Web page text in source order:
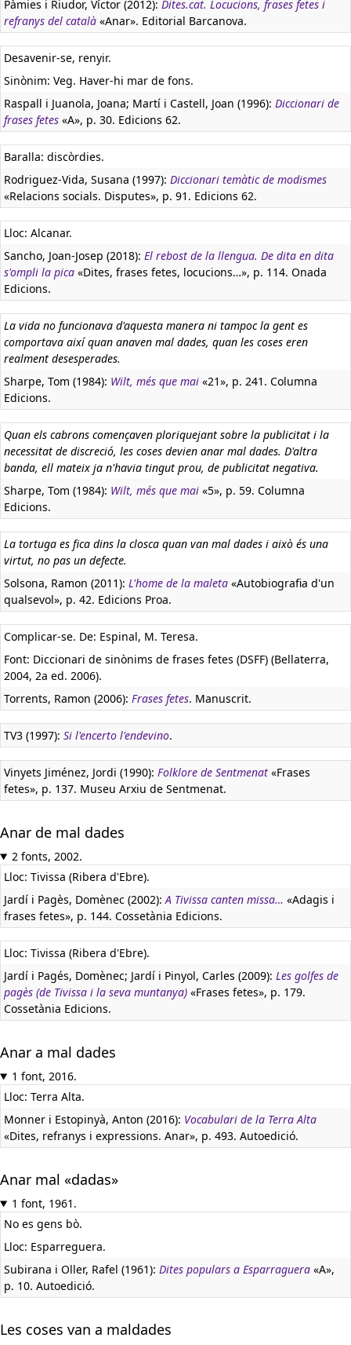
Pàmies i Riudor, Víctor (2012): Dites.cat. Locucions, frases fetes i
refranys del català «Anar». Editorial Barcanova.
Desavenir-se, renyir.
Sinònim: Veg. Haver-hi mar de fons.
Raspall i Juanola, Joana; Martí i Castell, Joan (1996): Diccionari de
frases fetes «A», p. 30. Edicions 62.
Baralla: discòrdies.
Rodriguez-Vida, Susana (1997): Diccionari temàtic de modismes
«Relacions socials. Disputes», p. 91. Edicions 62.
Lloc: Alcanar.
Sancho, Joan-Josep (2018): El rebost de la llengua. De dita en dita
s'ompli la pica «Dites, frases fetes, locucions…», p. 114. Onada
Edicions.
La vida no funcionava d'aquesta manera ni tampoc la gent es
comportava així quan anaven mal dades, quan les coses eren
realment desesperades.
Sharpe, Tom (1984): Wilt, més que mai «21», p. 241. Columna
Edicions.
Quan els cabrons començaven ploriquejant sobre la publicitat i la
necessitat de discreció, les coses devien anar mal dades. D'altra
banda, ell mateix ja n'havia tingut prou, de publicitat negativa.
Sharpe, Tom (1984): Wilt, més que mai «5», p. 59. Columna
Edicions.
La tortuga es fica dins la closca quan van mal dades i això és una
virtut, no pas un defecte.
Solsona, Ramon (2011): L'home de la maleta «Autobiografia d'un
qualsevol», p. 42. Edicions Proa.
Complicar-se. De: Espinal, M. Teresa.
Font: Diccionari de sinònims de frases fetes (DSFF) (Bellaterra,
2004, 2a ed. 2006).
Torrents, Ramon (2006): Frases fetes. Manuscrit.
TV3 (1997): Si l'encerto l'endevino.
Vinyets Jiménez, Jordi (1990): Folklore de Sentmenat «Frases
fetes», p. 137. Museu Arxiu de Sentmenat.
Anar de mal dades
2 fonts, 2002.
Lloc: Tivissa (Ribera d'Ebre).
Jardí i Pagès, Domènec (2002):A Tivissa canten missa… «Adagis i
frases fetes», p. 144. Cossetània Edicions.
Lloc: Tivissa (Ribera d'Ebre).
Jardí i Pagés, Domènec; Jardí i Pinyol, Carles (2009): Les golfes de
pagès (de Tivissa i la seva muntanya) «Frases fetes», p. 179.
Cossetània Edicions.
Anar a mal dades
1 font, 2016.
Lloc: Terra Alta.
Monner i Estopinyà, Anton (2016): Vocabulari de la Terra Alta
«Dites, refranys i expressions. Anar», p. 493. Autoedició.
Anar mal «dadas»
1 font, 1961.
No es gens bò.
Lloc: Esparreguera.
Subirana i Oller, Rafel (1961): Dites populars a Esparraguera «A»,
p. 10. Autoedició.
Les coses van a maldades